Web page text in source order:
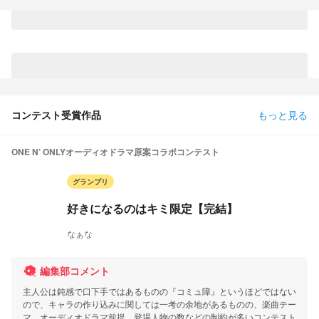
コンテスト受賞作品 もっと見る
ONE N’ ONLYオーディオドラマ原案コラボコンテスト
グランプリ
好きになるのはキミ限定【完結】
なぁな
編集部コメント
主人公は鈍感で口下手ではあるものの『コミュ障』というほどではない
ので、キャラの作り込みに関しては一考の余地があるものの、楽曲テー
マ、オーディオドラマ前提、登場人物の数などの制約が多いコンテスト